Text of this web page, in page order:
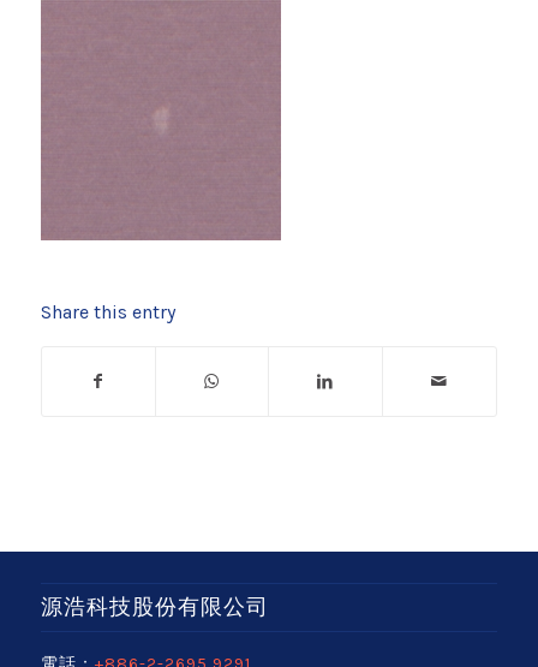
Share this entry
源浩科技股份有限公司